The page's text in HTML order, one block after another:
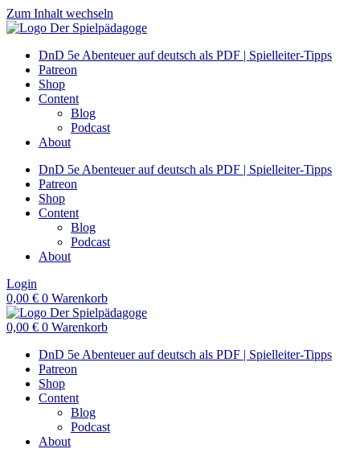
Zum Inhalt wechseln
DnD 5e Abenteuer auf deutsch als PDF | Spielleiter-Tipps
Patreon
Shop
Content
Blog
Podcast
About
DnD 5e Abenteuer auf deutsch als PDF | Spielleiter-Tipps
Patreon
Shop
Content
Blog
Podcast
About
Login
0,00 € 0 Warenkorb
0,00 € 0 Warenkorb
DnD 5e Abenteuer auf deutsch als PDF | Spielleiter-Tipps
Patreon
Shop
Content
Blog
Podcast
About